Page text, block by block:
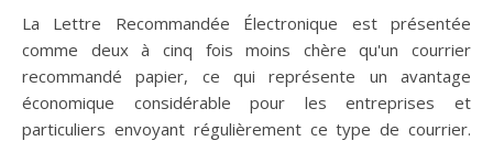
La Lettre Recommandée Électronique est présentée
comme deux à cinq fois moins chère qu'un courrier
recommandé papier, ce qui représente un avantage
économique considérable pour les entreprises et
particuliers envoyant régulièrement ce type de courrier.